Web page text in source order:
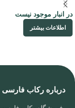
در انبار موجود نیست
اطلاعات بیشتر
درباره رکاب فارسی